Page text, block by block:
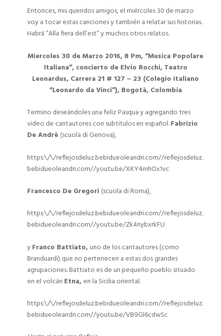
Entonces, mis queridos amigos, el miércoles 30 de marzo
voy a tocar estas canciones y también a relatar sus historias.
Habrá “Alla fiera dell’est” y muchos otros relatos.
Miercoles 30 de Marzo 2016, 8 Pm, “Musica Popolare
Italiana”, concierto de Elvio Rocchi, Teatro
Leonardus, Carrera 21 # 127 – 23 (Colegio italiano
“Leonardo da Vinci”), Bogotà, Colombia
Termino deseándoles una feliz Pasqua y agregando tres
video de cantautores con subtitulos en español.Fabrizio
De Andrè (scuola di Genova),
https:\/\/reflejosdeluz.bebidueoleandri.com//reflejosdeluz.
bebidueoleandri.com//youtu.be/XKY4mhOx1vc
Francesco De Gregori (scuola di Roma),
https:\/\/reflejosdeluz.bebidueoleandri.com//reflejosdeluz.
bebidueoleandri.com//youtu.be/Zk4nybxrkFU
yFranco Battiato,uno de los cantautores (como
Branduardi) que no pertenecen a estas dos grandes
agrupaciones. Battiato es de un pequeño pueblo situado
en el volcán Etna, en la Sicilia oriental.
https:\/\/reflejosdeluz.bebidueoleandri.com//reflejosdeluz.
bebidueoleandri.com//youtu.be/VB9Gl6cdwSc